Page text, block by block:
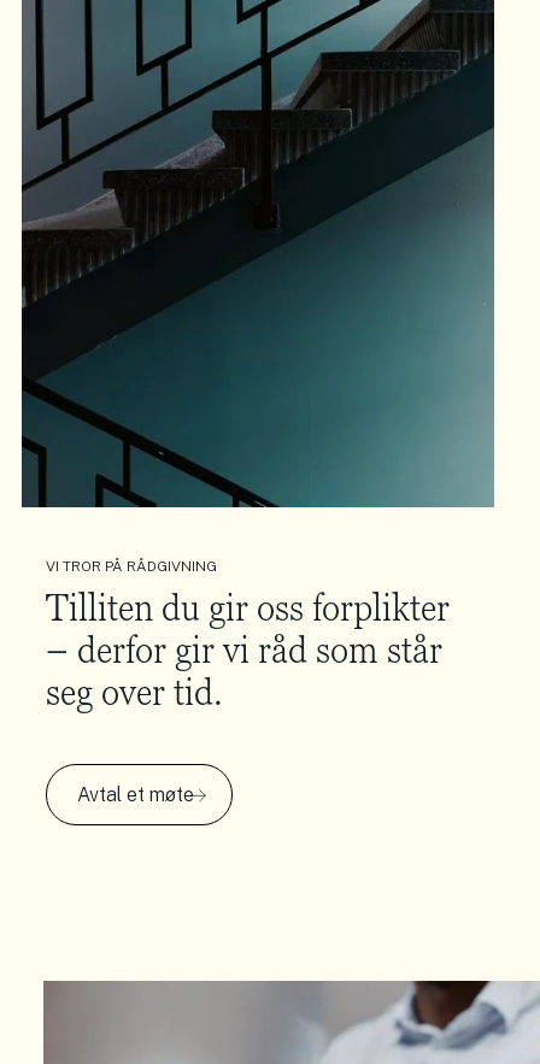
VI TROR PÅ RÅDGIVNING
Tilliten du gir oss forplikter
– derfor gir vi råd som står
seg over tid.
Avtal et møte